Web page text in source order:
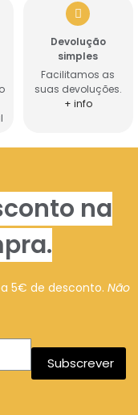
Devolução
simples
Facilitamos as
suas devoluções.
+ info
na
5€ de desconto. Não
Subscrever